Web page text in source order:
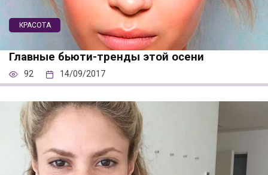
КРАСОТА
Главные бьюти-тренды этой осени
92 14/09/2017